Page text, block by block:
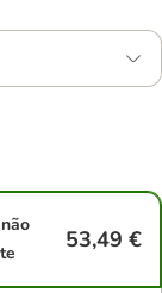
53,49 €